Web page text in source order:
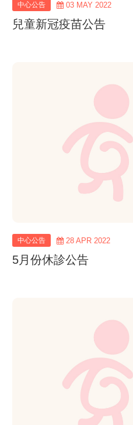
中心公告 03 MAY 2022
兒童新冠疫苗公告
view
more
中心公告 28 APR 2022
5月份休診公告
view
more